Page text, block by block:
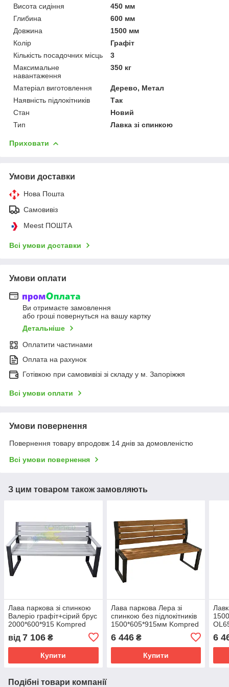
Висота сидіння
450 мм
Глибина
600 мм
Довжина
1500 мм
Колір
Графіт
Кількість посадочних місць
3
Максимальне
навантаження
350 кг
Матеріал виготовлення
Дерево, Метал
Наявність підлокітників
Так
Стан
Новий
Тип
Лавка зі спинкою
Приховати
Умови доставки
Нова Пошта
Самовивіз
Meest ПОШТА
Всі умови доставки
Умови оплати
Ви отримаєте замовлення
або гроші повернуться на вашу картку
Детальніше
Оплатити частинами
Оплата на рахунок
Готівкою при самовивізі зі складу у м. Запоріжжя
Всі умови оплати
Умови повернення
Повернення товару впродовж 14 днів за домовленістю
Всі умови повернення
З цим товаром також замовляють
Лава паркова зі спинкою
Валеріо графіт+сірий брус
2000*600*915 Kompred
від 7 106 ₴
Купити
Лава паркова Лера зі
спинкою без підлокітників
1500*605*915мм Kompred
6 446₴
Купити
6
Подібні товари компанії